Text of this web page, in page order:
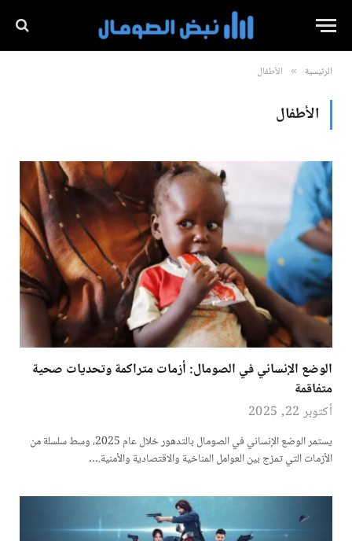
الرئيسية » الأطفال
الأطفال
الوضع الإنساني في الصومال: أزمات متراكمة وتحديات صحية
متفاقمة
أكتوبر 22, 2025
يستمر الوضع الإنساني في الصومال بالتدهور خلال عام 2025، وسط سلسلة من
الأزمات التي تمزج بين العوامل المناخية والاقتصادية والأمنية.…